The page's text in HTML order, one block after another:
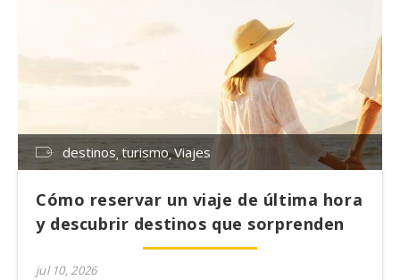
destinos turismo Viajes
Cómo reservar un viaje de última hora
y descubrir destinos que sorprenden
jul 10, 2026